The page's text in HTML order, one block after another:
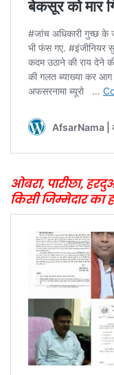
ओबरा, पारीछा,
किसी जिम्मेदार का